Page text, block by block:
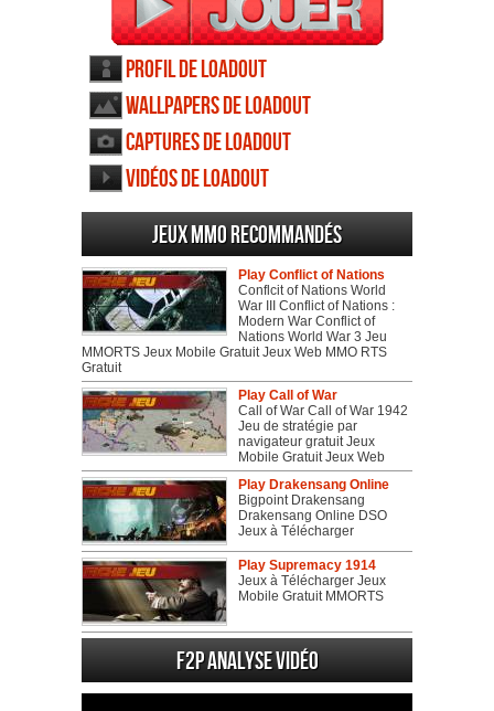
Profil de Loadout
Wallpapers de Loadout
Captures de Loadout
Vidéos de Loadout
Jeux MMO recommandés
Play Conflict of Nations
Conflcit of Nations World
War III Conflict of Nations :
Modern War Conflict of
Nations World War 3 Jeu
MMORTS Jeux Mobile Gratuit Jeux Web MMO RTS
Gratuit
Play Call of War
Call of War Call of War 1942
Jeu de stratégie par
navigateur gratuit Jeux
Mobile Gratuit Jeux Web
Play Drakensang Online
Bigpoint Drakensang
Drakensang Online DSO
Jeux à Télécharger
Play Supremacy 1914
Jeux à Télécharger Jeux
Mobile Gratuit MMORTS
F2P Analyse vidéo